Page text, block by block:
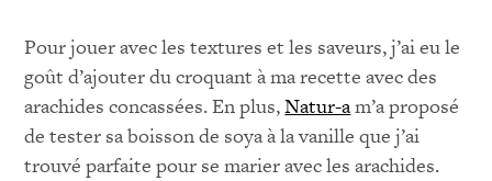
Pour jouer avec les textures et les saveurs, j’ai eu le
goût d’ajouter du croquant à ma recette avec des
arachides concassées. En plus,Natur-am’a proposé
de tester sa boisson de soya à la vanille que j’ai
trouvé parfaite pour se marier avec les arachides.